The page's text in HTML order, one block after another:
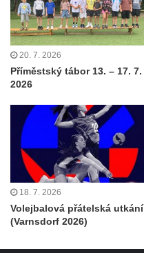
20. 7. 2026
Příměstský tábor 13. – 17. 7.
2026
18. 7. 2026
Volejbalová přátelská utkání
(Varnsdorf 2026)